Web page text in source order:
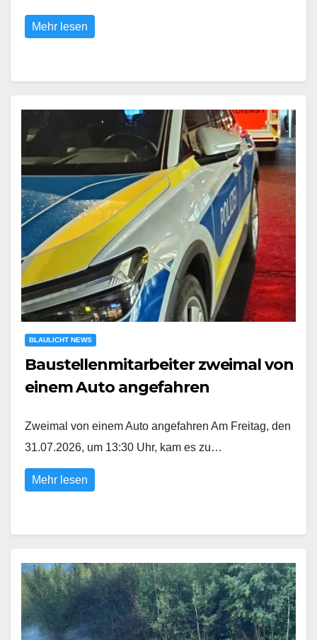
Mehr lesen
BLAULICHT NEWS
Baustellenmitarbeiter zweimal von
einem Auto angefahren
Zweimal von einem Auto angefahren Am Freitag, den
31.07.2026, um 13:30 Uhr, kam es zu…
Mehr lesen